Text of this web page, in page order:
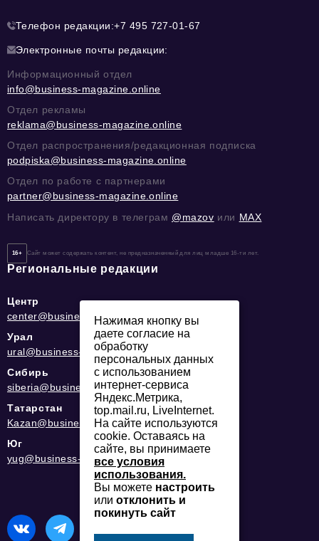
Телефон редакции:+7 495 727-01-67
Электронные почты редакции:
Информационный отдел
info@business-magazine.online
Отдел рекламы
reklama@business-magazine.online
Отдел распространения/редакционная подписка
podpiska@business-magazine.online
Отдел по работе с партнерами
partner@business-magazine.online
Написать директору в телеграм @mazov или MAX
16+ Сайт может содержать контент, не предназначенный для лиц младше 16-ти лет.
Региональные редакции
Центр
center@business-magazine.online
Урал
ural@business-magazine.online
Сибирь
siberia@business-magazine.online
Татарстан
Kazan@business-magazine.online
Юг
yug@business-magazine.online
Нажимая кнопку вы
даете согласие на
обработку
персональных данных
с использованием
интернет-сервиса
Яндекс.Метрика,
top.mail.ru, LiveInternet.
На сайте используются
cookie. Оставаясь на
сайте, вы принимаете
все условия
использования.
Вы можете настроить
или отклонить и
покинуть сайт